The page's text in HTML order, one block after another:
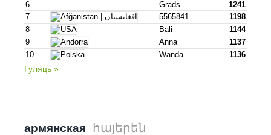
6
Grads
1241
7
5565841
1198
8
Bali
1144
9
Anna
1137
10
Wanda 1136
Гуляць »
армянская հայերեն